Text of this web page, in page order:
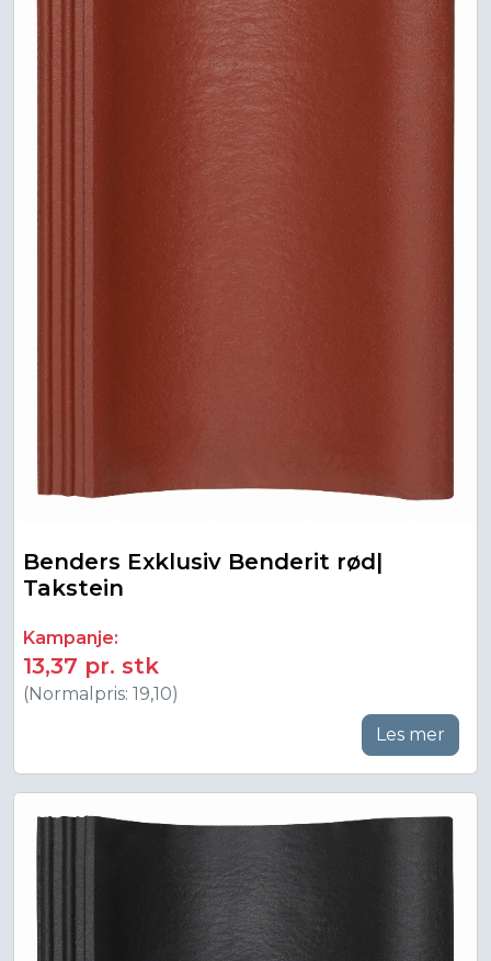
Benders Exklusiv Benderit rød|
Takstein
Kampanje:
13,37 pr. stk
(Normalpris: 19,10)
Les mer